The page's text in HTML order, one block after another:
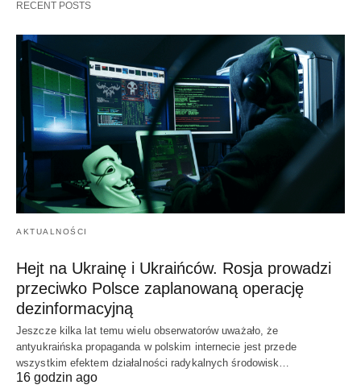
RECENT POSTS
AKTUALNOŚCI
Hejt na Ukrainę i Ukraińców. Rosja prowadzi
przeciwko Polsce zaplanowaną operację
dezinformacyjną
Jeszcze kilka lat temu wielu obserwatorów uważało, że
antyukraińska propaganda w polskim internecie jest przede
wszystkim efektem działalności radykalnych środowisk…
16 godzin ago